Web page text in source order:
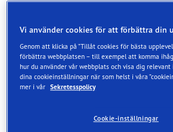
Blandning
Däckgummit består av upp till 30
fyllnadsmaterial och andra
Vi använder cookies för att förbättra din
Genom att klicka på ”Tillåt cookies för bästa
förbättra webbplatsen – till exempel att komma
hur du använder vår webbplats och visa dig relevant
dina cookieinställningar när som helst i våra
mer i vår Sekretesspolicy
Cookie-inställningar